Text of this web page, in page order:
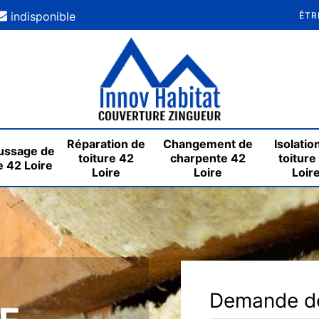
indisponible
de
42 Loire
Réparation de
toiture 42
Loire
Changement de
charpente 42
Loire
toiture
Demande